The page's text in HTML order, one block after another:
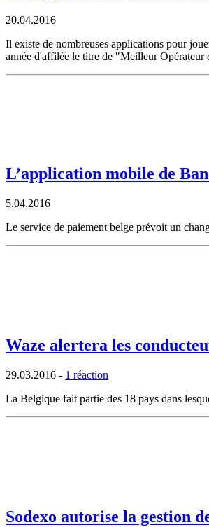
20.04.2016
Il existe de nombreuses applications pour
année d'affilée le titre de "Meilleur
L’application mobile de
5.04.2016
Le service de paiement belge prévoit un
Waze alertera les
29.03.2016 - 1 réaction
La Belgique fait partie des 18 pays dans
Sodexo autorise la gestion